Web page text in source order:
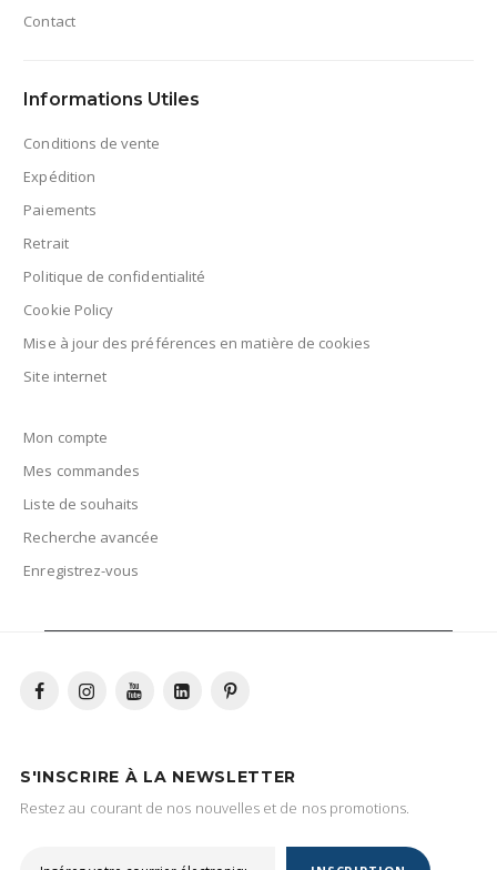
Contact
Informations Utiles
Conditions de vente
Expédition
Paiements
Retrait
Politique de confidentialité
Cookie Policy
Mise à jour des préférences en matière de cookies
Site internet
Mon compte
Mes commandes
Liste de souhaits
Recherche avancée
Enregistrez-vous
S'INSCRIRE À LA NEWSLETTER
Restez au courant de nos nouvelles et de nos promotions.